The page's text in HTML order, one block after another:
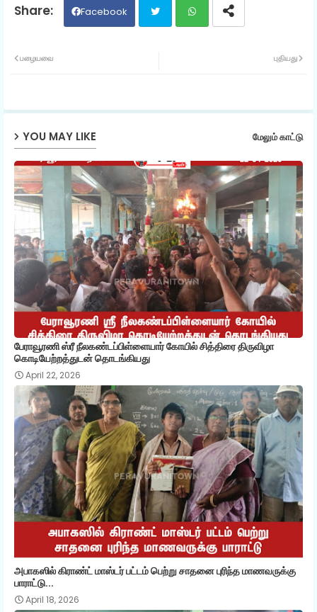
Facebook
ap
புதியது
பழையவை
YOU MAY LIKE மேலும் காட்டு
பேராவூரணி ஸ்ரீ நீலகண்டப்பிள்ளையார் கோயில் சித்திரை திருவிழா
கொடியேற்றத்துடன் தொடங்கியது
April 22, 2026
அபாகஸில் கிராண்ட் மாஸ்டர் பட்டம் பெற்று சாதனை புரிந்த மாணவருக்கு
பாராட்டு...
April 18, 2026